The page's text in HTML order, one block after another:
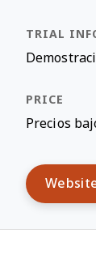
Precios